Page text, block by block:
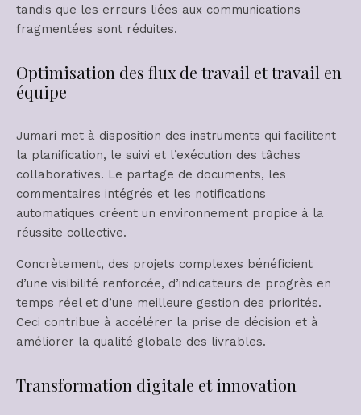
tandis que les erreurs liées aux communications
fragmentées sont réduites.
Optimisation des flux de travail et travail en
équipe
Jumari met à disposition des instruments qui facilitent
la planification, le suivi et l’exécution des tâches
collaboratives. Le partage de documents, les
commentaires intégrés et les notifications
automatiques créent un environnement propice à la
réussite collective.
Concrètement, des projets complexes bénéficient
d’une visibilité renforcée, d’indicateurs de progrès en
temps réel et d’une meilleure gestion des priorités.
Ceci contribue à accélérer la prise de décision et à
améliorer la qualité globale des livrables.
Transformation digitale et innovation